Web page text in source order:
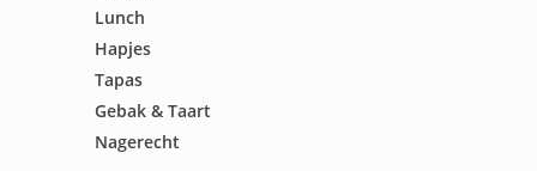
Lunch
Hapjes
Tapas
Gebak & Taart
Nagerecht